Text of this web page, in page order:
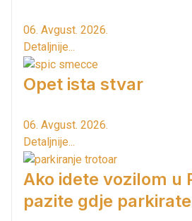
06. Avgust. 2026.
Detaljnije...
Opet ista stvar
06. Avgust. 2026.
Detaljnije...
Ako idete vozilom u
pazite gdje